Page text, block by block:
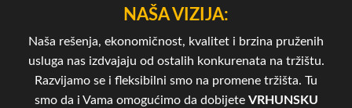
NAŠA VIZIJA:
Naša rešenja, ekonomičnost, kvalitet i brzina pruženih
usluga nas izdvajaju od ostalih konkurenata na tržištu.
Razvijamo se i fleksibilni smo na promene tržišta. Tu
smo da i Vama omogućimo da dobijete VRHUNSKU